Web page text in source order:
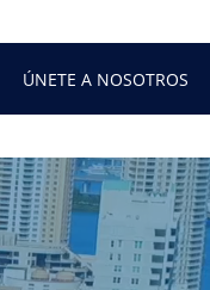
ÚNETE A NOSOTROS